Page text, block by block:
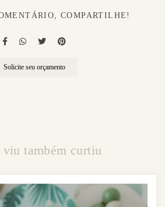
COMPARTILHE!
Solicite seu orçamento
viu também curtiu